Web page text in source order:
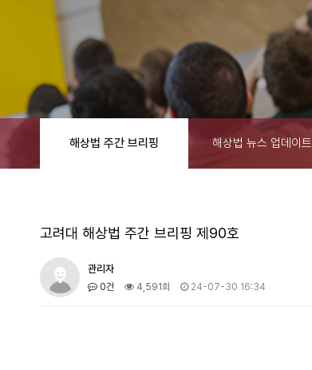
해상법 주간 브리핑 해상법 뉴스 업데이트
고려대 해상법 주간 브리핑 제90호
관리자
0건 4,591회 24-07-30 16:34